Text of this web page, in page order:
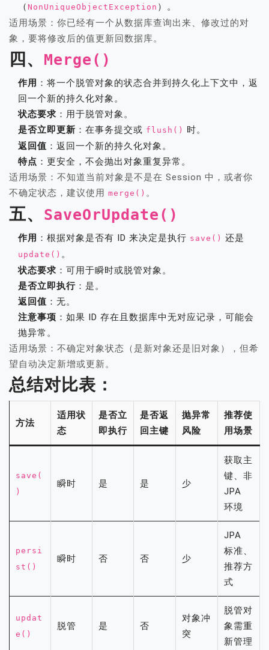
（ NonUniqueObjectException ）。
适用场景：你已经有一个从数据库查询出来、修改过的对
象，要将修改后的值更新回数据库。
四、 Merge()
作用 ：将一个脱管对象的状态合并到持久化上下文中，返
回一个新的持久化对象。
状态要求 ：用于脱管对象。
是否立即更新 ：在事务提交或 flush()
时。
返回值 ：返回一个新的持久化对象。
特点 ：更安全，不会抛出对象重复异常。
适用场景：不知道当前对象是不是在 Session 中，或者你
不确定状态，建议使用 merge() 。
五、 SaveOrUpdate()
作用 ：根据对象是否有 ID 来决定是执行 save() 还是
update() 。
状态要求 ：可用于瞬时或脱管对象。
是否立即执行 ：是。
返回值 ：无。
注意事项 ：如果 ID 存在且数据库中无对应记录，可能会
抛异常。
适用场景：不确定对象状态（是新对象还是旧对象），但希
望自动决定新增或更新。
总结对比表：
方法
适用状
态
是否立
即执行
是否返
回主键
抛异常
风险
推荐使
用场景
save(
)
瞬时 是 是 少
获取主
键、非
JPA
环境
persi
st()
瞬时 否 否 少
JPA
标准、
推荐方
式
updat
e()
脱管 是 否
对象冲
突
脱管对
象需重
新管理